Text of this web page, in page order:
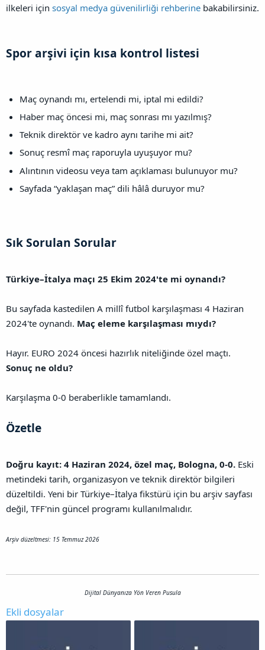
ilkeleri için sosyal medya güvenilirliği rehberine bakabilirsiniz.
Spor arşivi için kısa kontrol listesi​
Maç oynandı mı, ertelendi mi, iptal mi edildi?
Haber maç öncesi mi, maç sonrası mı yazılmış?
Teknik direktör ve kadro aynı tarihe mi ait?
Sonuç resmî maç raporuyla uyuşuyor mu?
Alıntının videosu veya tam açıklaması bulunuyor mu?
Sayfada “yaklaşan maç” dili hâlâ duruyor mu?
Sık Sorulan Sorular​
Türkiye–İtalya maçı 25 Ekim 2024'te mi oynandı?
Bu sayfada kastedilen A millî futbol karşılaşması 4 Haziran
2024'te oynandı. Maç eleme karşılaşması mıydı?
Hayır. EURO 2024 öncesi hazırlık niteliğinde özel maçtı.
Sonuç ne oldu?
Karşılaşma 0-0 beraberlikle tamamlandı.
Özetle​
Doğru kayıt: 4 Haziran 2024, özel maç, Bologna, 0-0. Eski
metindeki tarih, organizasyon ve teknik direktör bilgileri
düzeltildi. Yeni bir Türkiye–İtalya fikstürü için bu arşiv sayfası
değil, TFF'nin güncel programı kullanılmalıdır.
Arşiv düzeltmesi: 15 Temmuz 2026
Dijital Dünyanıza Yön Veren Pusula
Ekli dosyalar